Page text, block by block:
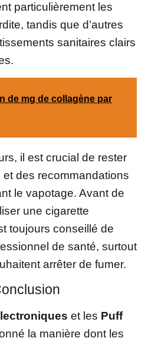
particulièrement les
tandis que d’autres
sanitaires clairs
de mg de collagène par
il est crucial de rester
et des recommandations
le vapotage. Avant de
une cigarette
toujours conseillé de
de santé, surtout
arrêter de fumer.
et les Puff
la manière dont les